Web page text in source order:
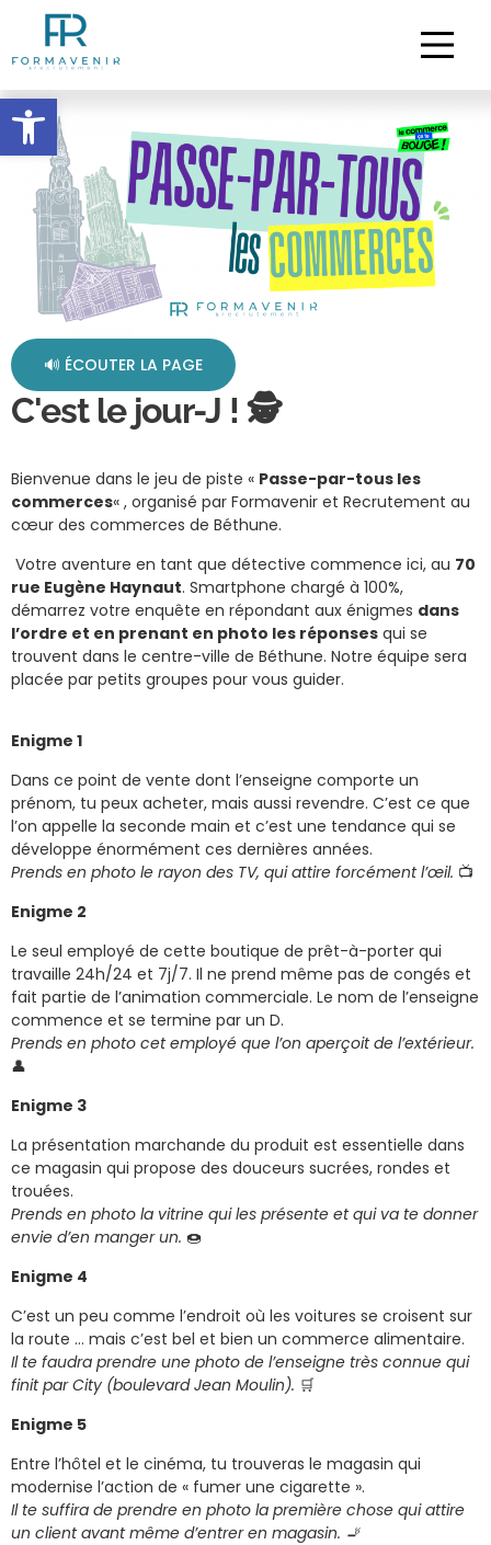
Ouvrir la barre d’outils
🔊 ÉCOUTER LA PAGE
C'est le jour-J ! 🕵️
Bienvenue dans le jeu de piste « Passe-par-tous les
commerces« , organisé par Formavenir et Recrutement au
cœur des commerces de Béthune.
Votre aventure en tant que détective commence ici, au 70
rue Eugène Haynaut. Smartphone chargé à 100%,
démarrez votre enquête en répondant aux énigmes dans
l’ordre et en prenant en photo les réponses qui se
trouvent dans le centre-ville de Béthune. Notre équipe sera
placée par petits groupes pour vous guider.
Enigme 1
Dans ce point de vente dont l’enseigne comporte un
prénom, tu peux acheter, mais aussi revendre. C’est ce que
l’on appelle la seconde main et c’est une tendance qui se
développe énormément ces dernières années.
Prends en photo le rayon des TV, qui attire forcément l’œil. 📺
Enigme 2
Le seul employé de cette boutique de prêt-à-porter qui
travaille 24h/24 et 7j/7. Il ne prend même pas de congés et
fait partie de l’animation commerciale. Le nom de l’enseigne
commence et se termine par un D.
Prends en photo cet employé que l’on aperçoit de l’extérieur.
👤
Enigme 3
La présentation marchande du produit est essentielle dans
ce magasin qui propose des douceurs sucrées, rondes et
trouées.
Prends en photo la vitrine qui les présente et qui va te donner
envie d’en manger un. 🍩
Enigme 4
C’est un peu comme l’endroit où les voitures se croisent sur
la route … mais c’est bel et bien un commerce alimentaire.
Il te faudra prendre une photo de l’enseigne très connue qui
finit par City (boulevard Jean Moulin). 🛒
Enigme 5
Entre l’hôtel et le cinéma, tu trouveras le magasin qui
modernise l’action de « fumer une cigarette ».
Il te suffira de prendre en photo la première chose qui attire
un client avant même d’entrer en magasin. 🚬